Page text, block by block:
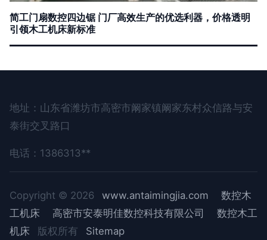
简工门扇数控四边锯 门厂高效生产的优选利器，价格透明
引领木工机床新标准
地址：山东省潍坊市高密市阚家镇阚家东村众信路与安
泰街交叉路口
电话：1386313**
Copyright © 2026 www.antaimingjia.com
数控木
工机床
高密市安泰明佳数控科技有限公司
数控木工
机床
版权所有 Sitemap